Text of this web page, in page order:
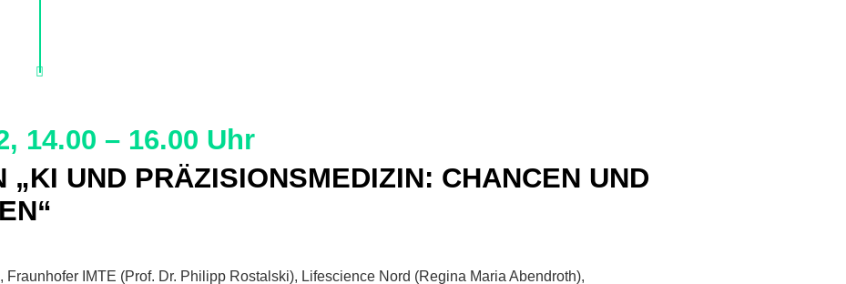
14.00 – 16.00 Uhr
„KI UND PRÄZISIONSMEDIZIN: CHANCEN UND
Fraunhofer IMTE (Prof. Dr. Philipp Rostalski), Lifescience Nord (Regina Maria Abendroth),